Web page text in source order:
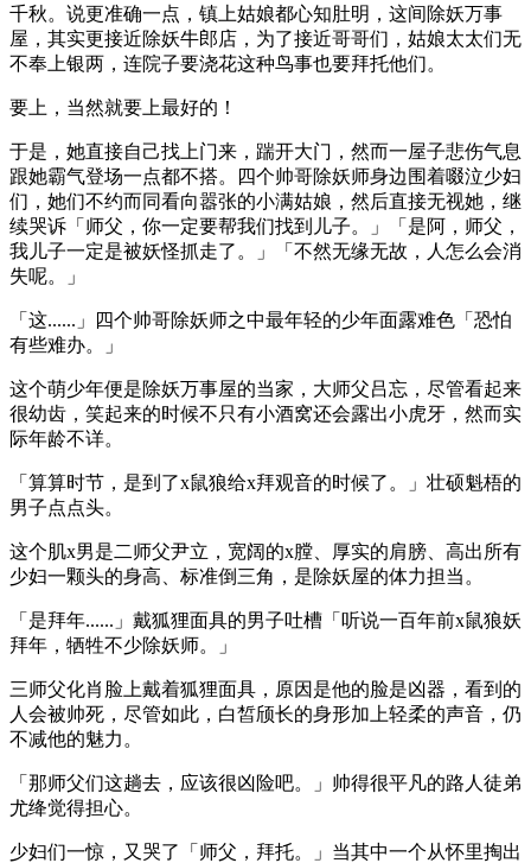
千秋。说更准确一点，镇上姑娘都心知肚明，这间除妖万事
屋，其实更接近除妖牛郎店，为了接近哥哥们，姑娘太太们无
不奉上银两，连院子要浇花这种鸟事也要拜托他们。
要上，当然就要上最好的！
于是，她直接自己找上门来，踹开大门，然而一屋子悲伤气息
跟她霸气登场一点都不搭。四个帅哥除妖师身边围着啜泣少妇
们，她们不约而同看向嚣张的小满姑娘，然后直接无视她，继
续哭诉「师父，你一定要帮我们找到儿子。」「是阿，师父，
我儿子一定是被妖怪抓走了。」「不然无缘无故，人怎么会消
失呢。」
「这......」四个帅哥除妖师之中最年轻的少年面露难色「恐怕
有些难办。」
这个萌少年便是除妖万事屋的当家，大师父吕忘，尽管看起来
很幼齿，笑起来的时候不只有小酒窝还会露出小虎牙，然而实
际年龄不详。
「算算时节，是到了x鼠狼给x拜观音的时候了。」壮硕魁梧的
男子点点头。
这个肌x男是二师父尹立，宽阔的x膛、厚实的肩膀、高出所有
少妇一颗头的身高、标准倒三角，是除妖屋的体力担当。
「是拜年......」戴狐狸面具的男子吐槽「听说一百年前x鼠狼妖
拜年，牺牲不少除妖师。」
三师父化肖脸上戴着狐狸面具，原因是他的脸是凶器，看到的
人会被帅死，尽管如此，白皙颀长的身形加上轻柔的声音，仍
不减他的魅力。
「那师父们这趟去，应该很凶险吧。」帅得很平凡的路人徒弟
尤绛觉得担心。
少妇们一惊，又哭了「师父，拜托。」当其中一个从怀里掏出